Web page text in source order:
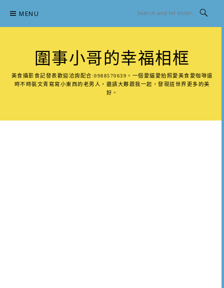
content
MENU
圍事小哥的幸福相框
美食攝影食記發表歡迎洽詢配合:0988570639。一個愛貓愛拍照愛美食愛咖啡還
時不時裝文青寫寫小東西的老男人，邀請大夥跟我一起，發現這世界更多的美
好。